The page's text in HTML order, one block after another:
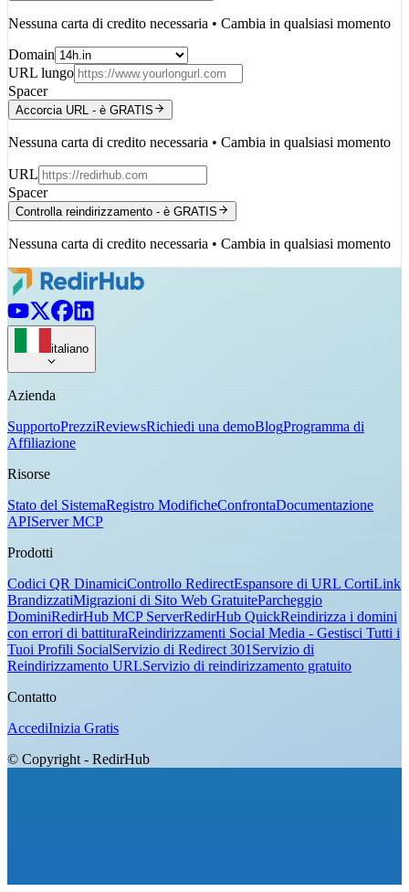
Nessuna carta di credito necessaria • Cambia in qualsiasi momento
Domain
URL lungo
Spacer
Accorcia URL - è GRATIS
Nessuna carta di credito necessaria • Cambia in qualsiasi momento
URL
Spacer
Controlla reindirizzamento - è GRATIS
Nessuna carta di credito necessaria • Cambia in qualsiasi momento
italiano
Azienda
SupportoPrezziReviewsRichiedi una demoBlogProgramma di
Affiliazione
Risorse
Stato del SistemaRegistro ModificheConfrontaDocumentazione
APIServer MCP
Prodotti
Codici QR DinamiciControllo RedirectEspansore di URL CortiLink
BrandizzatiMigrazioni di Sito Web GratuiteParcheggio
DominiRedirHub MCP ServerRedirHub QuickReindirizza i domini
con errori di battituraReindirizzamenti Social Media - Gestisci Tutti i
Tuoi Profili SocialServizio di Redirect 301 Servizio di
Reindirizzamento URLServizio di reindirizzamento gratuito
Contatto
AccediInizia Gratis
© Copyright - RedirHub